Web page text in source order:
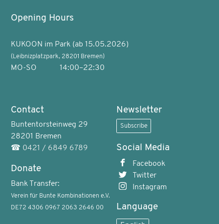
Opening Hours
KUKOON im Park (ab 15.05.2026)
(Leibnizplatzpark, 28201 Bremen)
MO-SO 14:00–22:30
Contact
Buntentorsteinweg 29
28201 Bremen
☎ 0421 / 6849 6789
Donate
Bank Transfer:
Verein für Bunte Kombinationen e.V.
DE72 4306 0967 2063 2646 00
Newsletter
Subscribe
Social Media
Facebook
Twitter
Instagram
Language